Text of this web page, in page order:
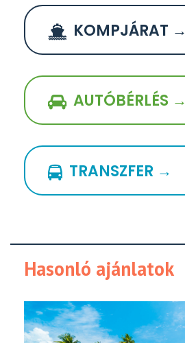
KOMPJÁRAT →
AUTÓBÉRLÉS →
TRANSZFER →
Hasonló ajánlatok